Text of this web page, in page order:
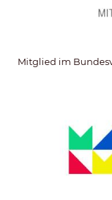
Mitglied im